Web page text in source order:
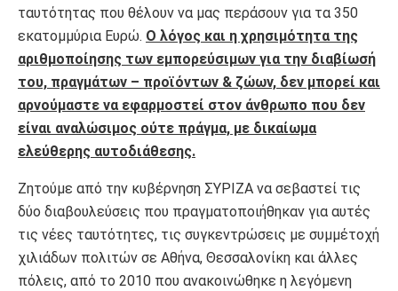
ταυτότητας που θέλουν να μας περάσουν για τα 350
εκατομμύρια Ευρώ. Ο λόγος και η χρησιμότητα της
αριθμοποίησης των εμπορεύσιμων για την διαβίωσή
του, πραγμάτων – προϊόντων & ζώων, δεν μπορεί και
αρνούμαστε να εφαρμοστεί στον άνθρωπο που δεν
είναι αναλώσιμος ούτε πράγμα, με δικαίωμα
ελεύθερης αυτοδιάθεσης.
Ζητούμε από την κυβέρνηση ΣΥΡΙΖΑ να σεβαστεί τις
δύο διαβουλεύσεις που πραγματοποιήθηκαν για αυτές
τις νέες ταυτότητες, τις συγκεντρώσεις με συμμέτοχή
χιλιάδων πολιτών σε Αθήνα, Θεσσαλονίκη και άλλες
πόλεις, από το 2010 που ανακοινώθηκε η λεγόμενη